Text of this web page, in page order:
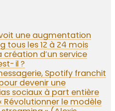
une augmentation
tous les 12 à 24 mois
d’un service
il ?
Spotify franchit
devenir une
sociaux à part entière
Révolutionner le modèle